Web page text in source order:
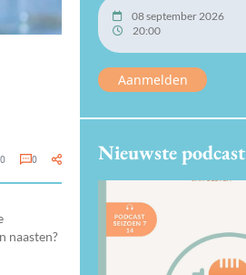
0 0
naasten?
08 september 2026
20:00
Aanmelden
Nieuwste podcast